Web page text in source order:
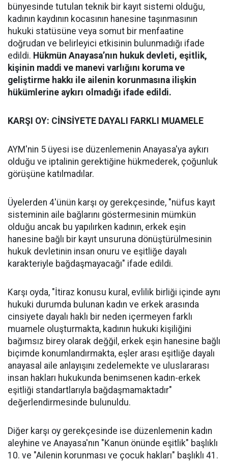
bünyesinde tutulan teknik bir kayıt sistemi olduğu,
kadının kaydının kocasının hanesine taşınmasının
hukuki statüsüne veya somut bir menfaatine
doğrudan ve belirleyici etkisinin bulunmadığı ifade
edildi. Hükmün Anayasa’nın hukuk devleti, eşitlik,
kişinin maddi ve manevi varlığını koruma ve
geliştirme hakkı ile ailenin korunmasına ilişkin
hükümlerine aykırı olmadığı ifade edildi.
KARŞI OY: CİNSİYETE DAYALI FARKLI MUAMELE
AYM'nin 5 üyesi ise düzenlemenin Anayasa'ya aykırı
olduğu ve iptalinin gerektiğine hükmederek, çoğunluk
görüşüne katılmadılar.
Üyelerden 4'ünün karşı oy gerekçesinde, "nüfus kayıt
sisteminin aile bağlarını göstermesinin mümkün
olduğu ancak bu yapılırken kadının, erkek eşin
hanesine bağlı bir kayıt unsuruna dönüştürülmesinin
hukuk devletinin insan onuru ve eşitliğe dayalı
karakteriyle bağdaşmayacağı" ifade edildi.
Karşı oyda, "İtiraz konusu kural, evlilik birliği içinde aynı
hukuki durumda bulunan kadın ve erkek arasında
cinsiyete dayalı haklı bir neden içermeyen farklı
muamele oluşturmakta, kadının hukuki kişiliğini
bağımsız birey olarak değğil, erkek eşin hanesine bağlı
biçimde konumlandırmakta, eşler arası eşitliğe dayalı
anayasal aile anlayışını zedelemekte ve uluslararası
insan hakları hukukunda benimsenen kadın-erkek
eşitliği standartlarıyla bağdaşmamaktadır"
değerlendirmesinde bulunuldu.
Diğer karşı oy gerekçesinde ise düzenlemenin kadın
aleyhine ve Anayasa'nın "Kanun önünde eşitlik" başlıklı
10. ve "Ailenin korunması ve çocuk hakları" başlıklı 41.